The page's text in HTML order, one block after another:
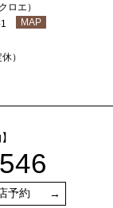
ロエ）
MAP
）
予約